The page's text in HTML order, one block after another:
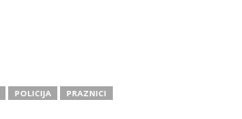
POLICIJA PRAZNICI